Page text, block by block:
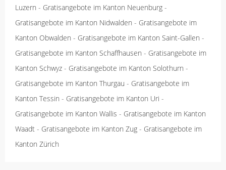
Luzern - Gratisangebote im Kanton Neuenburg -
Gratisangebote im Kanton Nidwalden - Gratisangebote im
Kanton Obwalden - Gratisangebote im Kanton Saint-Gallen -
Gratisangebote im Kanton Schaffhausen - Gratisangebote im
Kanton Schwyz - Gratisangebote im Kanton Solothurn -
Gratisangebote im Kanton Thurgau - Gratisangebote im
Kanton Tessin - Gratisangebote im Kanton Uri -
Gratisangebote im Kanton Wallis - Gratisangebote im Kanton
Waadt - Gratisangebote im Kanton Zug - Gratisangebote im
Kanton Zürich